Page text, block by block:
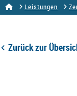
Leistungen
Zurück zur